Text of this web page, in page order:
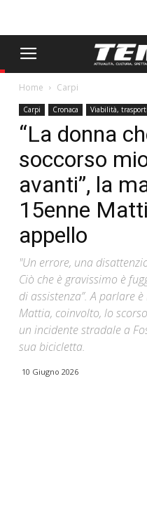
Home Carpi
Carpi Cronaca Viabilità,
“La donna
soccorso
avanti”, la
15enne
appello
"Un errore, una
Ciò che è gravissimo è
di assistenza”. A parlare
Mattia, coinvolto, lo
un incidente stradale a
sua bicicletta.
10 Giugno 2026